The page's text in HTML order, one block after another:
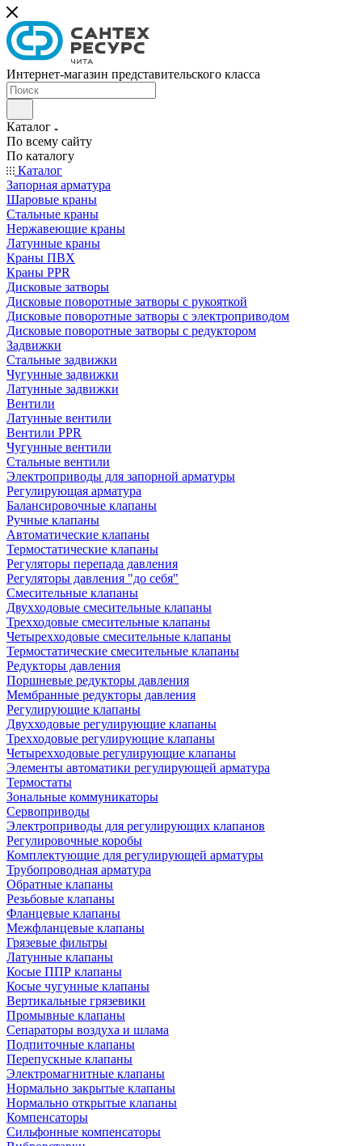
Интернет-магазин представительского класса
Каталог
По всему сайту
По каталогу
Каталог
Запорная арматура
Шаровые краны
Стальные краны
Нержавеющие краны
Латунные краны
Краны ПВХ
Краны PPR
Дисковые затворы
Дисковые поворотные затворы с рукояткой
Дисковые поворотные затворы с электроприводом
Дисковые поворотные затворы с редуктором
Задвижки
Стальные задвижки
Чугунные задвижки
Латунные задвижки
Вентили
Латунные вентили
Вентили PPR
Чугунные вентили
Стальные вентили
Электроприводы для запорной арматуры
Регулирующая арматура
Балансировочные клапаны
Ручные клапаны
Автоматические клапаны
Термостатические клапаны
Регуляторы перепада давления
Регуляторы давления "до себя"
Смесительные клапаны
Двухходовые смесительные клапаны
Трехходовые смесительные клапаны
Четырехходовые смесительные клапаны
Термостатические смесительные клапаны
Редукторы давления
Поршневые редукторы давления
Мембранные редукторы давления
Регулирующие клапаны
Двухходовые регулирующие клапаны
Трехходовые регулирующие клапаны
Четырехходовые регулирующие клапаны
Элементы автоматики регулирующей арматура
Термостаты
Зональные коммуникаторы
Сервоприводы
Электроприводы для регулирующих клапанов
Регулировочные коробы
Комплектующие для регулирующей арматуры
Трубопроводная арматура
Обратные клапаны
Резьбовые клапаны
Фланцевые клапаны
Межфланцевые клапаны
Грязевые фильтры
Латунные клапаны
Косые ППР клапаны
Косые чугунные клапаны
Вертикальные грязевики
Промывные клапаны
Сепараторы воздуха и шлама
Подпиточные клапаны
Перепускные клапаны
Электромагнитные клапаны
Нормально закрытые клапаны
Нормально открытые клапаны
Компенсаторы
Сильфонные компенсаторы